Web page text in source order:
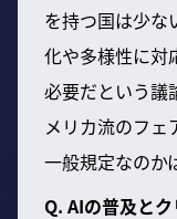
を持つ国は少な
化や多様性に対
必要だという議
メリカ流のフェ
一般規定なのか
Q. AIの普及と